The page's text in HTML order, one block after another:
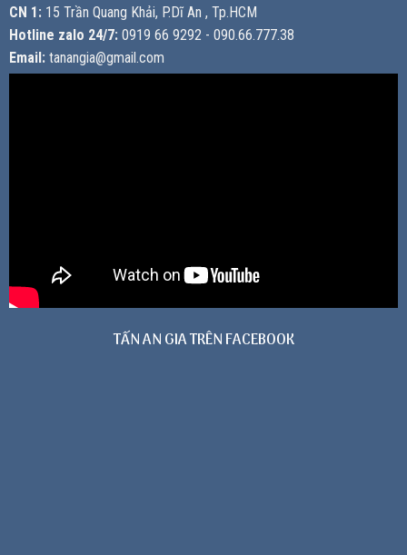
CN 1: 15 Trần Quang Khải, P.Dĩ An , Tp.HCM
Hotline zalo 24/7: 0919 66 9292 - 090.66.777.38
Email: tanangia@gmail.com
TẤN AN GIA TRÊN FACEBOOK